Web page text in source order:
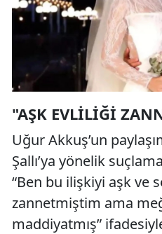
"AŞK EVLILIĞI
Uğur Akkuş’un
Şallı’ya yönelik
“Ben bu ilişkiyi aşk ve
zannetmiştim ama
maddiyatmış”